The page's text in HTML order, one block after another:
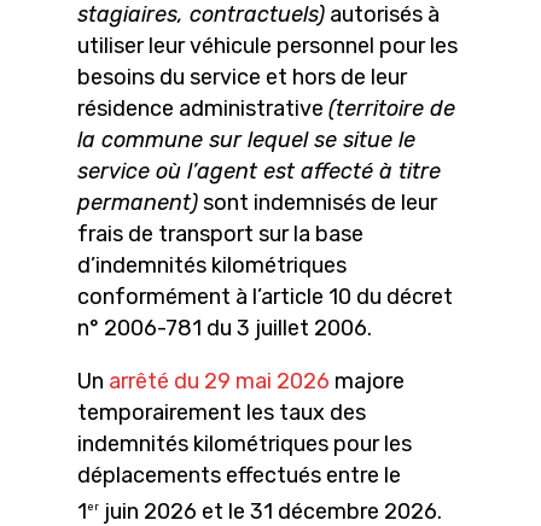
stagiaires, contractuels) autorisés à
utiliser leur véhicule personnel pour les
besoins du service et hors de leur
résidence administrative (territoire de
la commune sur lequel se situe le
service où l’agent est affecté à titre
permanent)sont indemnisés de leur
frais de transport sur la base
d’indemnités kilométriques
conformément à l’article 10 du décret
n° 2006-781 du 3 juillet 2006.
Un arrêté du 29 mai 2026 majore
temporairement les taux des
indemnités kilométriques pour les
déplacements effectués entre le
1 er juin 2026 et le 31 décembre 2026.